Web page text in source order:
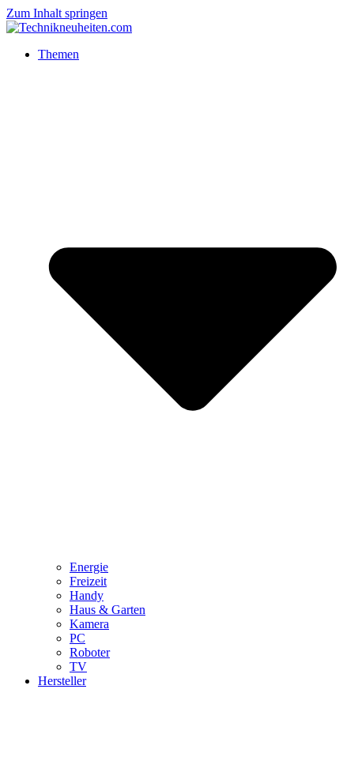
Zum Inhalt springen
Themen
Energie
Freizeit
Handy
Haus & Garten
Kamera
PC
Roboter
TV
Hersteller